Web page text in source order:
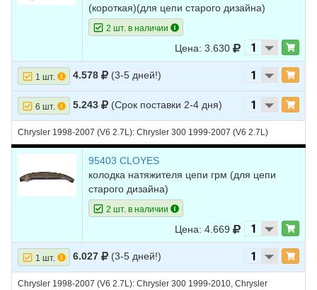
16 DODGE STRATUS 2005 V6 2.7L
STRATUS
V6 2.7L
19 DODGE STRATUS V6 2.7L
20 DODGE STRATUS 2001 V6 2.7L
(короткая)(для цепи старого дизайна)
2 шт. в наличии
Цена: 3.630
1 шт. 4.578 (3-5 дней!)
6 шт. 5.243 (Срок поставки 2-4 дня)
Chrysler 1998-2007 (V6 2.7L): Chrysler 300 1999-2007 (V6 2.7L)
95403 CLOYES
колодка натяжителя цепи грм (для цепи
старого дизайна)
2 шт. в наличии
Цена: 4.669
1 шт. 6.027 (3-5 дней!)
Chrysler 1998-2007 (V6 2.7L): Chrysler 300 1999-2010, Chrysler